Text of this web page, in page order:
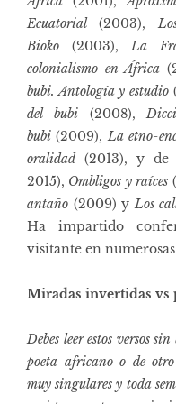
Ecuatorial (2003),
Bioko (2003),La
colonialismo en África
bubi. Antología y estudio
del bubi (2008),
bubi(2009),La etno-
oralidad (2013), y
2015), Ombligos y raíces
antaño (2009) yLos
Ha impartido
visitante en
Miradas invertidas vs
Debes leer estos versos
poeta africano o de
muy singulares y toda